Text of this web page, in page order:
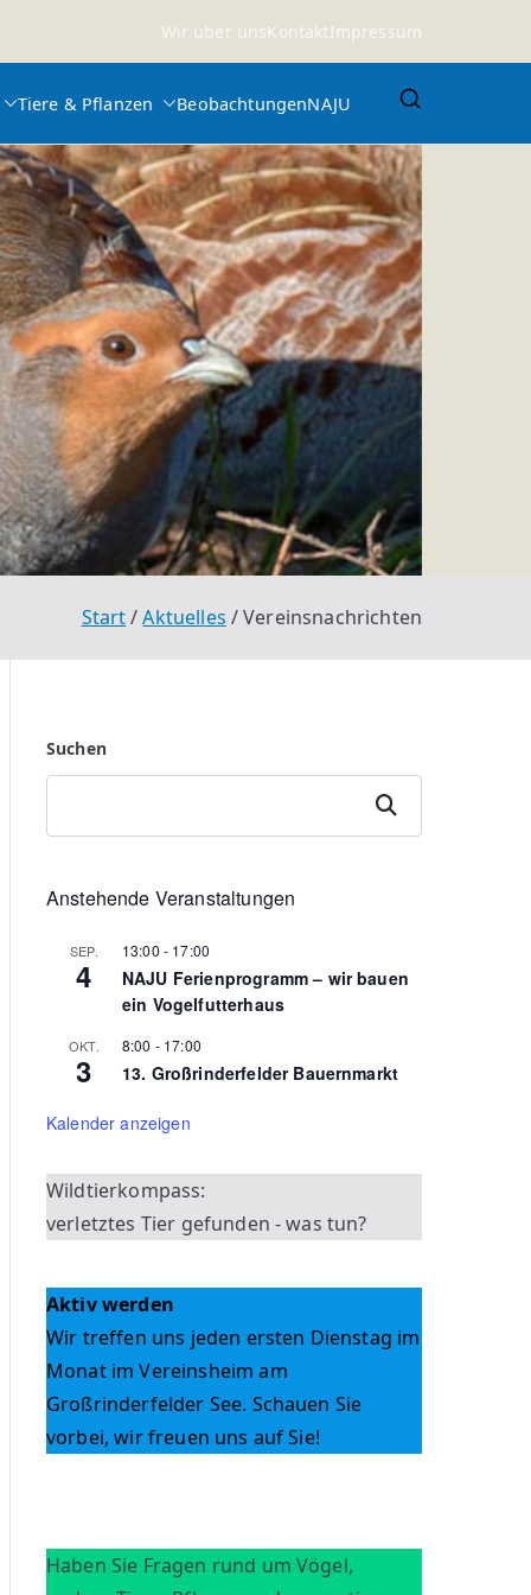
Wir über unsKontaktImpressum
Tiere & Pflanzen BeobachtungenNAJU
Start Aktuelles Vereinsnachrichten
Suchen
Suchen
Anstehende Veranstaltungen
SEP.
4
13:00 - 17:00
NAJU Ferienprogramm – wir bauen
ein Vogelfutterhaus
OKT.
3
8:00 - 17:00
13. Großrinderfelder Bauernmarkt
Kalender anzeigen
Wildtierkompass:
verletztes Tier gefunden - was tun?
Aktiv werden
Wir treffen uns jeden ersten Dienstag im
Monat im Vereinsheim am
Großrinderfelder See. Schauen Sie
vorbei, wir freuen uns auf Sie!
Haben Sie Fragen rund um Vögel,